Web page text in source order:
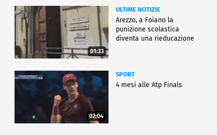
01:33
ULTIME NOTIZIE
Arezzo, a Foiano la
punizione scolastica
diventa una rieducazione
02:04
SPORT
4 mesi alle Atp Finals